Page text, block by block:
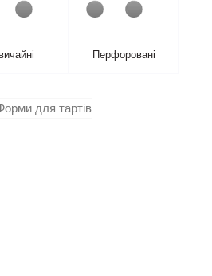
Перфоровані